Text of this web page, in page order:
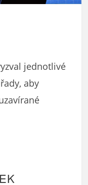
jednotlivé
aby